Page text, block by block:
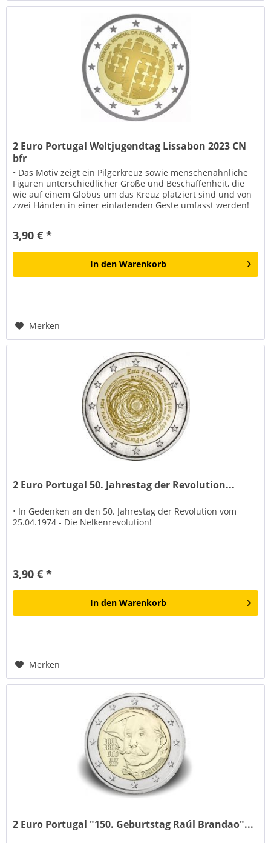
2 Euro Portugal Weltjugendtag Lissabon 2023 CN
bfr
• Das Motiv zeigt ein Pilgerkreuz sowie menschenähnliche
Figuren unterschiedlicher Größe und Beschaffenheit, die
wie auf einem Globus um das Kreuz platziert sind und von
zwei Händen in einer einladenden Geste umfasst werden!
3,90 € *
In den Warenkorb
Merken
2 Euro Portugal 50. Jahrestag der Revolution...
• In Gedenken an den 50. Jahrestag der Revolution vom
25.04.1974 - Die Nelkenrevolution!
3,90 € *
In den Warenkorb
Merken
2 Euro Portugal "150. Geburtstag Raúl Brandao"...